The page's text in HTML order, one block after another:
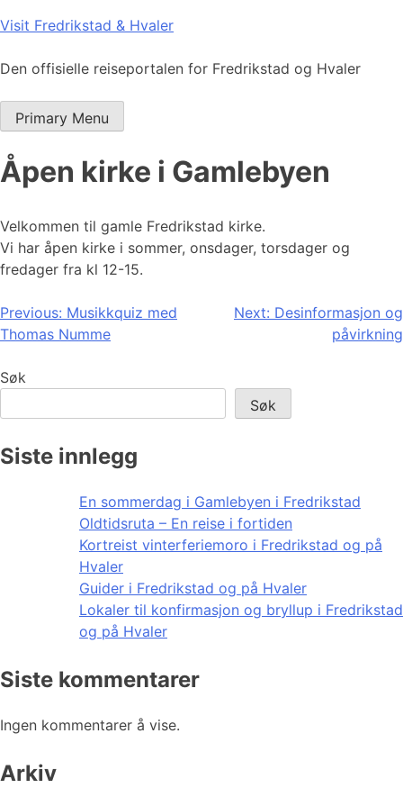
Skip
content
Visit Fredrikstad & Hvaler
Den offisielle reiseportalen for Fredrikstad og Hvaler
Primary Menu
Åpen kirke i Gamlebyen
Velkommen til gamle Fredrikstad kirke.
Vi har åpen kirke i sommer, onsdager, torsdager og
fredager fra kl 12-15.
Innleggsnavigasjon
Previous: Musikkquiz med
Thomas Numme
Next: Desinformasjon og
påvirkning
Søk
Søk
Siste innlegg
En sommerdag i Gamlebyen i Fredrikstad
Oldtidsruta – En reise i fortiden
Kortreist vinterferiemoro i Fredrikstad og på
Hvaler
Guider i Fredrikstad og på Hvaler
Lokaler til konfirmasjon og bryllup i Fredrikstad
og på Hvaler
Siste kommentarer
Ingen kommentarer å vise.
Arkiv